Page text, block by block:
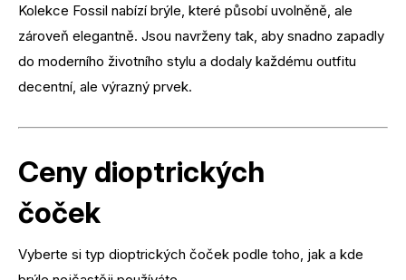
Kolekce Fossil nabízí brýle, které působí uvolněně, ale
zároveň elegantně. Jsou navrženy tak, aby snadno zapadly
do moderního životního stylu a dodaly každému outfitu
decentní, ale výrazný prvek.
Ceny dioptrických
čoček
Vyberte si typ dioptrických čoček podle toho, jak a kde